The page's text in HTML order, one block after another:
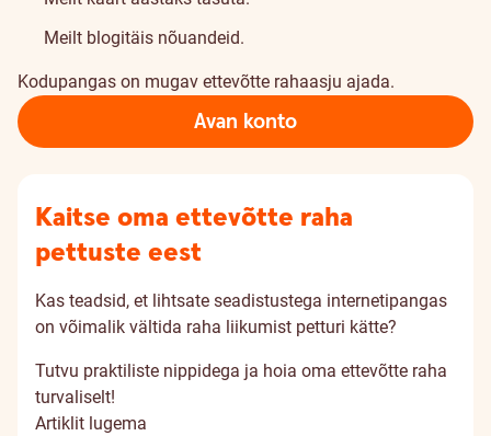
Meilt blogitäis nõuandeid.
Kodupangas on mugav ettevõtte rahaasju ajada.
Avan konto
Kaitse oma ettevõtte raha
pettuste eest
Kas teadsid, et lihtsate seadistustega internetipangas
on võimalik vältida raha liikumist petturi kätte?
Tutvu praktiliste nippidega ja hoia oma ettevõtte raha
turvaliselt!
Artiklit lugema